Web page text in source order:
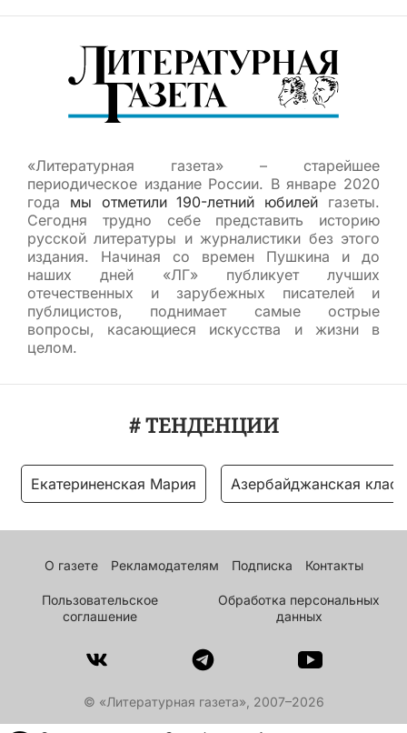
«Литературная газета» – старейшее
периодическое издание России. В январе 2020
года мы отметили 190-летний юбилей газеты.
Сегодня трудно себе представить историю
русской литературы и журналистики без этого
издания. Начиная со времен Пушкина и до
наших дней «ЛГ» публикует лучших
отечественных и зарубежных писателей и
публицистов, поднимает самые острые
вопросы, касающиеся искусства и жизни в
целом.
# ТЕНДЕНЦИИ
Екатериненская Мария Азербайджанская
О газете Рекламодателям Подписка Контакты
Пользовательское
соглашение
Обработка персональных
данных
© «Литературная газета», 2007–2026